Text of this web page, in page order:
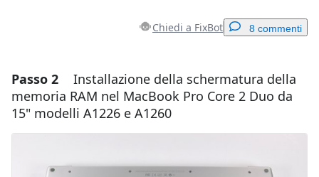
Chiedi a FixBot 8 commenti
Aggiungi un commento
Aggiungi Commento
Annulla Pubblica commento
Passo 2
Installazione della schermatura della
memoria RAM nel MacBook Pro Core 2 Duo da
15" modelli A1226 e A1260